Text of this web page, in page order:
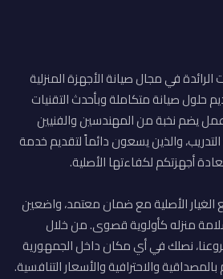
في مجال صيانة الأجهزة المنزلية
صيانة متكاملة وبأحدث التقنيات
يضم نخبة من المهندسين والفنيين
والذين يسعون دائماً لتقديم خدمة
أجهزتكم لكفاءتها الأصلية.
الغيار الأصلية مع ضمان معتمد، واضعين
منزله كأولوية قصوى. من خلال
نصلك في أي مكان داخل الجمهورية
والاحترافية والأسعار التنافسية.